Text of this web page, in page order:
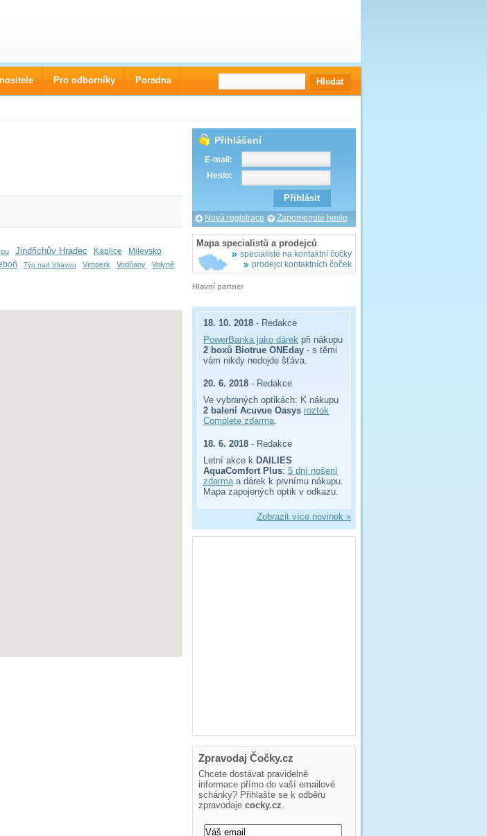
Jindřichův Hradec Kaplice Milevsko
Týn nad Vltavou Vimperk Vodňany
Volyně
Přihlášení
E-mail:
Heslo:
Nová registrace Zapomenuté heslo
Mapa specialistů a prodejců
specialisté na kontaktní čočky
prodejci kontaktních čoček
Hlavní partner
18. 10. 2018 - Redakce
PowerBanka jako dárek při nákupu
2 boxů Biotrue ONEday - s těmi
vám nikdy nedojde šťáva.
20. 6. 2018 - Redakce
Ve vybraných optikách: K nákupu
2 balení Acuvue Oasys roztok
Complete zdarma.
18. 6. 2018 - Redakce
Letní akce k DAILIES
AquaComfort Plus: 5 dní nošení
zdarmaa dárek k prvnímu nákupu.
Mapa zapojených optik v odkazu.
Zobrazit více novinek »
Zpravodaj Čočky.cz
Chcete dostávat pravidelně
informace přímo do vaší emailové
schánky? Přihlašte se k odběru
zpravodaje cocky.cz.
Pro odborníky Poradna